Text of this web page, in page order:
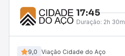
17:45
Duração: 2h 30m
9,0 Viação Cidade do Aço